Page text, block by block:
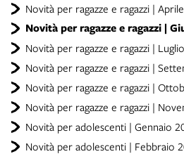
Novità per ragazze e ragazzi |
Novità per ragazze e ragazzi |
Novità per ragazze e ragazzi |
Novità per ragazze e ragazzi |
Novità per ragazze e ragazzi |
Novità per ragazze e ragazzi |
Novità per adolescenti | Gennaio
Novità per adolescenti | Febbraio